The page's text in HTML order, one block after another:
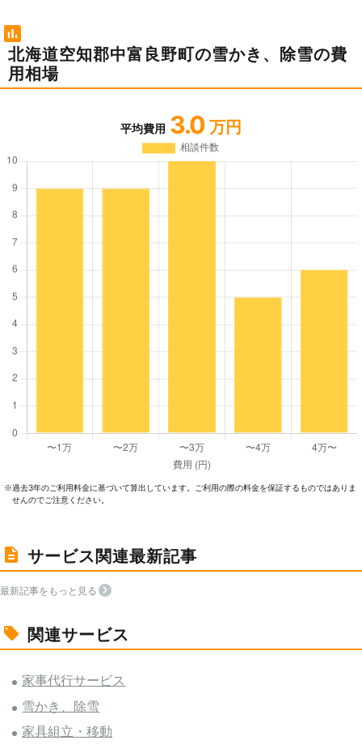
北海道空知郡中富良野町の雪かき、除雪の費
用相場
平均費用 3.0 万円
※過去3年のご利⽤料⾦に基づいて算出しています。ご利⽤の際の料⾦を保証するものではありま
せんのでご注意ください。
サービス関連最新記事
最新記事をもっと見る
関連サービス
家事代行サービス
雪かき、除雪
家具組立・移動